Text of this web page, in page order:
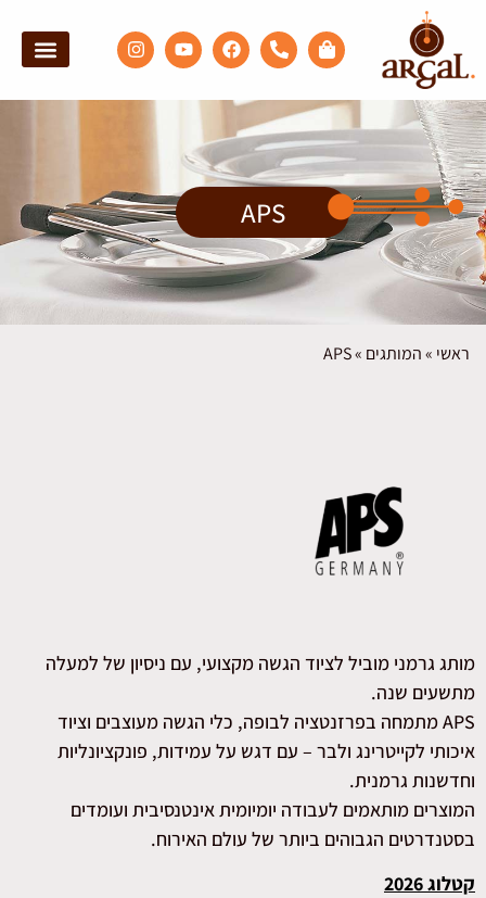
APS
ראשי »המותגים »
APS
מותג גרמני מוביל לציוד הגשה מקצועי, עם ניסיון של למעלה
מתשעים שנה.
APS מתמחה בפרזנטציה לבופה, כלי הגשה מעוצבים וציוד
איכותי לקייטרינג ולבר – עם דגש על עמידות, פונקציונליות
וחדשנות גרמנית.
המוצרים מותאמים לעבודה יומיומית אינטנסיבית ועומדים
בסטנדרטים הגבוהים ביותר של עולם האירוח.
קטלוג 2026